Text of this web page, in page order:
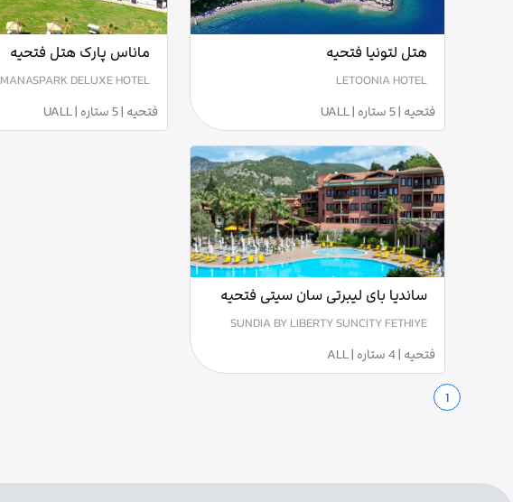
هتل لتونیا فتحیه
LETOONIA HOTEL
فتحیه | 5 ستاره | UALL
ماناس پارک هتل فتحیه
MANASPARK DELUXE HOTEL
فتحیه | 5 ستاره | UALL
ساندیا بای لیبرتی سان سیتی فتحیه
SUNDIA BY LIBERTY SUNCITY FETHIYE
فتحیه | 4 ستاره | ALL
1